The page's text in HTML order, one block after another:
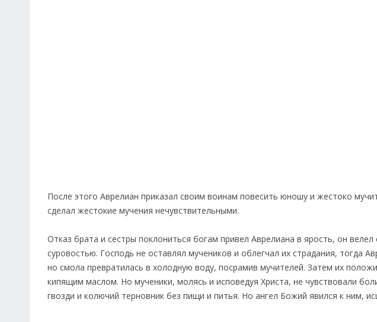
После этого Аврелиан приказал своим воинам повесить юношу и жестоко
сделал жестокие мучения нечувствительными.
Отказ брата и сестры поклониться богам привел Аврелиана в ярость, он
суровостью. Господь не оставлял мучеников и облегчал их страдания, тогда
но смола превратилась в холодную воду, посрамив мучителей. Затем их
кипящим маслом. Но мученики, молясь и исповедуя Христа, не чувствовали
гвозди и колючий терновник без пищи и питья. Но ангел Божий явился к ним,